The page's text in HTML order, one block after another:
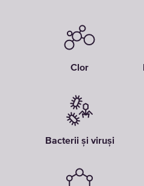
Clor
Bacterii și viruși